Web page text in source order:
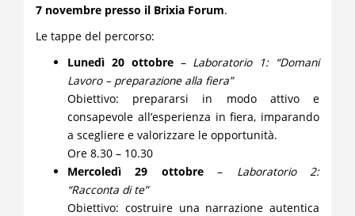
7 novembre presso il Brixia Forum.
Le tappe del percorso:
Lunedì 20 ottobre– Laboratorio 1: “Domani
Lavoro – preparazione alla fiera”
Obiettivo: prepararsi in modo attivo e
consapevole all’esperienza in fiera, imparando
a scegliere e valorizzare le opportunità.
Ore 8.30 – 10.30
Mercoledì 29 ottobre– Laboratorio 2:
“Racconta di te”
Obiettivo: costruire una narrazione autentica